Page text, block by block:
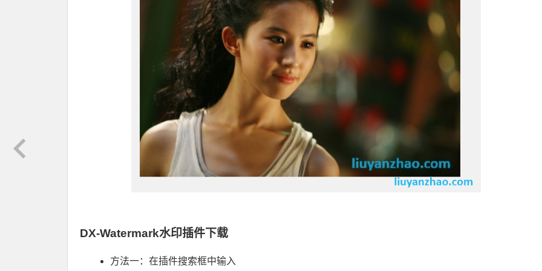
DX-Watermark水印插件下载
方法一：在插件搜索框中输入